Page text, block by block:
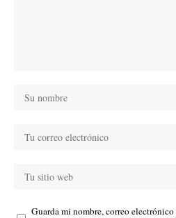
Guarda mi nombre, correo